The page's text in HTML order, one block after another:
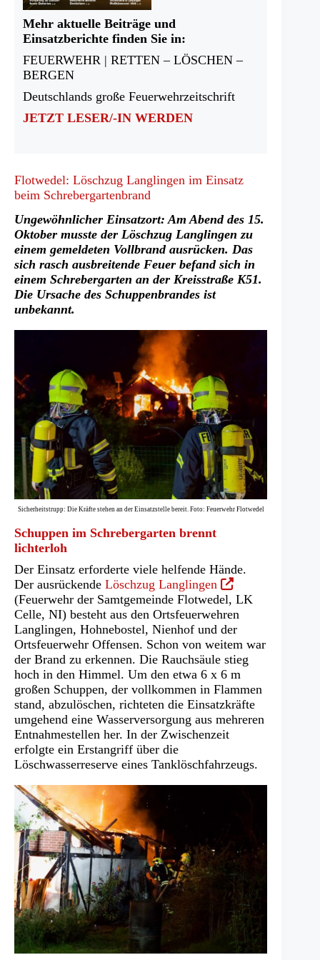
Mehr aktuelle Beiträge und
Einsatzberichte finden Sie in:
FEUERWEHR | RETTEN – LÖSCHEN –
BERGEN
Deutschlands große Feuerwehrzeitschrift
JETZT LESER/-IN WERDEN
Flotwedel: Löschzug Langlingen im Einsatz
beim Schrebergartenbrand
Ungewöhnlicher Einsatzort: Am Abend des 15.
Oktober musste der Löschzug Langlingen zu
einem gemeldeten Vollbrand ausrücken. Das
sich rasch ausbreitende Feuer befand sich in
einem Schrebergarten an der Kreisstraße K51.
Die Ursache des Schuppenbrandes ist
unbekannt.
Sicherheitstrupp: Die Kräfte stehen an der Einsatzstelle bereit. Foto: Feuerwehr Flotwedel
Schuppen im Schrebergarten brennt
lichterloh
Der Einsatz erforderte viele helfende Hände.
Der ausrückende Löschzug Langlingen (Öffnet
in
einem
neuen
Tab)
(Feuerwehr der Samtgemeinde Flotwedel, LK
Celle, NI) besteht aus den Ortsfeuerwehren
Langlingen, Hohnebostel, Nienhof und der
Ortsfeuerwehr Offensen. Schon von weitem war
der Brand zu erkennen. Die Rauchsäule stieg
hoch in den Himmel. Um den etwa 6 x 6 m
großen Schuppen, der vollkommen in Flammen
stand, abzulöschen, richteten die Einsatzkräfte
umgehend eine Wasserversorgung aus mehreren
Entnahmestellen her. In der Zwischenzeit
erfolgte ein Erstangriff über die
Löschwasserreserve eines Tanklöschfahrzeugs.